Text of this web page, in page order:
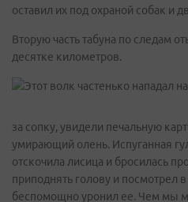
оставил их под охраной собак и
Вторую часть табуна по следам
десятке километров.
за сопку, увидели печальную
умирающий олень. Испуганная
отскочила лисица и бросилась
приподнять голову и посмотрел
беспомощно уронил ее. Чем мы